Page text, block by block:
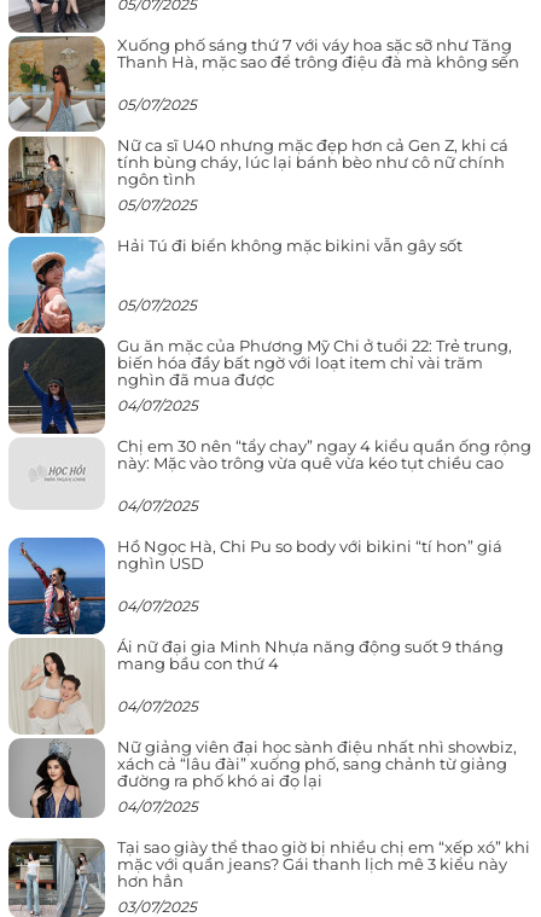
05/07/2025
Xuống phố sáng thứ 7 với váy hoa sặc sỡ như Tăng
Thanh Hà, mặc sao để trông điệu đà mà không sến
05/07/2025
Nữ ca sĩ U40 nhưng mặc đẹp hơn cả Gen Z, khi cá
tính bùng cháy, lúc lại bánh bèo như cô nữ chính
ngôn tình
05/07/2025
Hải Tú đi biển không mặc bikini vẫn gây sốt
05/07/2025
Gu ăn mặc của Phương Mỹ Chi ở tuổi 22: Trẻ trung,
biến hóa đầy bất ngờ với loạt item chỉ vài trăm
nghìn đã mua được
04/07/2025
Chị em 30 nên “tẩy chay” ngay 4 kiểu quần ống rộng
này: Mặc vào trông vừa quê vừa kéo tụt chiều cao
04/07/2025
Hồ Ngọc Hà, Chi Pu so body với bikini “tí hon” giá
nghìn USD
04/07/2025
Ái nữ đại gia Minh Nhựa năng động suốt 9 tháng
mang bầu con thứ 4
04/07/2025
Nữ giảng viên đại học sành điệu nhất nhì showbiz,
xách cả “lâu đài” xuống phố, sang chảnh từ giảng
đường ra phố khó ai đọ lại
04/07/2025
Tại sao giày thể thao giờ bị nhiều chị em “xếp xó” khi
mặc với quần jeans? Gái thanh lịch mê 3 kiểu này
hơn hẳn
03/07/2025